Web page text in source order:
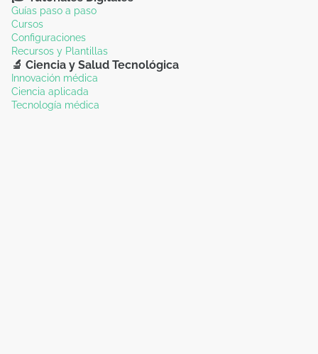
Guías paso a paso
Cursos
Configuraciones
Recursos y Plantillas
🔬 Ciencia y Salud Tecnológica
Innovación médica
Ciencia aplicada
Tecnología médica